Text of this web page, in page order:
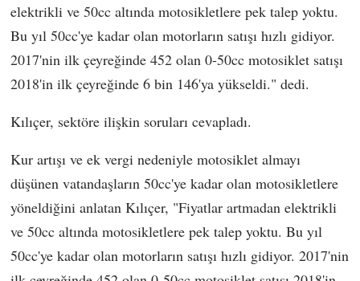
elektrikli ve 50cc altında motosikletlere pek talep yoktu.
Bu yıl 50cc'ye kadar olan motorların satışı hızlı gidiyor.
2017'nin ilk çeyreğinde 452 olan 0-50cc motosiklet satışı
2018'in ilk çeyreğinde 6 bin 146'ya yükseldi." dedi.
Kılıçer, sektöre ilişkin soruları cevapladı.
Kur artışı ve ek vergi nedeniyle motosiklet almayı
düşünen vatandaşların 50cc'ye kadar olan motosikletlere
yöneldiğini anlatan Kılıçer, "Fiyatlar artmadan elektrikli
ve 50cc altında motosikletlere pek talep yoktu. Bu yıl
50cc'ye kadar olan motorların satışı hızlı gidiyor. 2017'nin